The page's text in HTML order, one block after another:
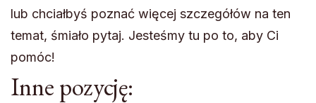
lub chciałbyś poznać więcej szczegółów na ten
temat, śmiało pytaj. Jesteśmy tu po to, aby Ci
pomóc!
Inne pozycję: